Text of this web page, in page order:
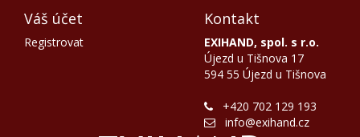
Váš účet
Registrovat
Kontakt
EXIHAND, spol. s r.o.
Újezd u Tišnova 17
594 55 Újezd u Tišnova
+420 702 129 193
info@exihand.cz